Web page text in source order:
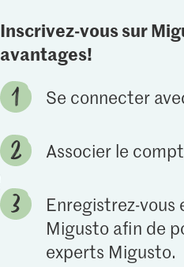
Inscrivez-vous sur
avantages!
Se connecter
Associer le
Enregistrez-
Migusto afin de
experts Migusto.